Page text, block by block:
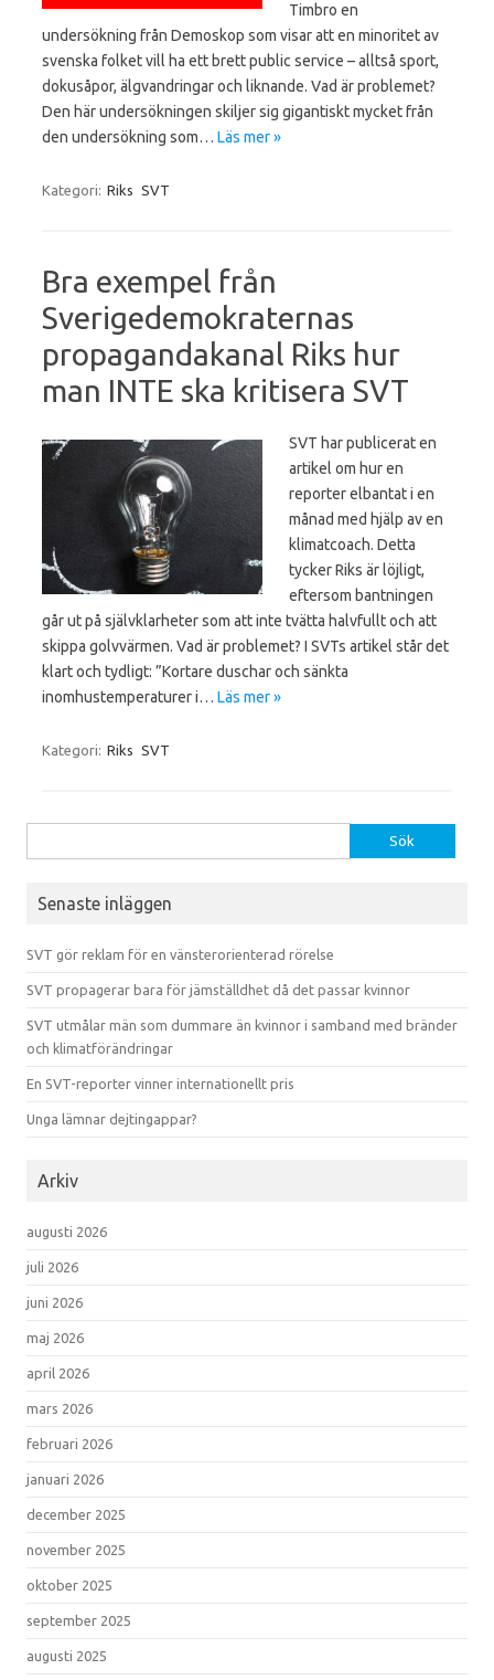
Timbro en
undersökning från Demoskop som visar att en minoritet av
svenska folket vill ha ett brett public service – alltså sport,
dokusåpor, älgvandringar och liknande. Vad är problemet?
Den här undersökningen skiljer sig gigantiskt mycket från
den undersökning som… Läs mer »
Kategori: Riks SVT
Bra exempel från
Sverigedemokraternas
propagandakanal Riks hur
man INTE ska kritisera SVT
SVT har publicerat en
artikel om hur en
reporter elbantat i en
månad med hjälp av en
klimatcoach. Detta
tycker Riks är löjligt,
eftersom bantningen
går ut på självklarheter som att inte tvätta halvfullt och att
skippa golvvärmen. Vad är problemet? I SVTs artikel står det
klart och tydligt: ”Kortare duschar och sänkta
inomhustemperaturer i… Läs mer »
Kategori: Riks SVT
Senaste inläggen
SVT gör reklam för en vänsterorienterad rörelse
SVT propagerar bara för jämställdhet då det passar kvinnor
SVT utmålar män som dummare än kvinnor i samband med bränder
och klimatförändringar
En SVT-reporter vinner internationellt pris
Unga lämnar dejtingappar?
Arkiv
augusti 2026
juli 2026
juni 2026
maj 2026
april 2026
mars 2026
februari 2026
januari 2026
december 2025
november 2025
oktober 2025
september 2025
augusti 2025